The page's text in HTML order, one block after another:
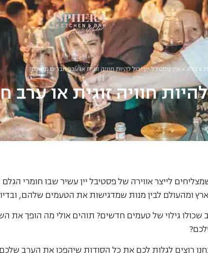
» בלוג » איך פסטיבל יין יכול להיות חוויה זוגית או ערב חברים מושלם?
להיות חוויה זוגית או
לייצר אווירה של פסטיבל יין עשיר שבו חומרי
ומהעולם לבין מנות שמדגישות את הטעמים שלהם,
גילוי של טעמים חדשים? תוהים אולי מה הופך את
רוצים לגלות לכם את כל הסודות שיהפכו את הערב